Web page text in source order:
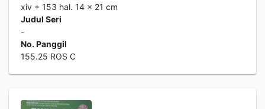
xiv + 153 hal. 14 x 21 cm
Judul Seri
-
No. Panggil
155.25 ROS C